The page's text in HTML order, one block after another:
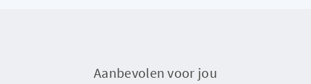
Aanbevolen voor jou